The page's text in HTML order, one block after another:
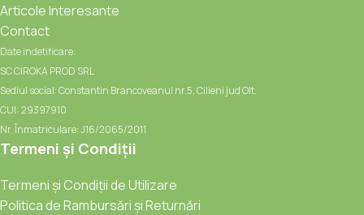
Articole Interesante
Contact
Date indetificare:
SC CIROKA PROD SRL
Sediul social: Constantin Brancoveanul nr.5, Cilieni jud Olt.
CUI: 29397910
Nr. Înmatriculare: J16/2065/2011
Termeni și Condiții
Termeni și Condiții de Utilizare
Politica de Rambursări și Returnări